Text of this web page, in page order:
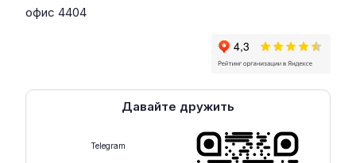
офис 4404
Давайте дружить
Telegram